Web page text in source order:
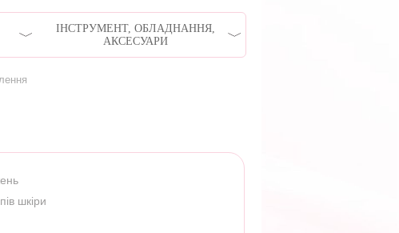
ІНСТРУМЕНТ, ОБЛАДНАННЯ,
АКСЕСУАРИ
шкіри